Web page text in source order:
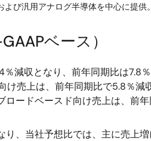
び汎用アナログ半導体を中心に提供。
ベース）
減収となり、前年同期比は
け売上は、前年同期比で5.8％
ードベースド向け売上は、前
、当社予想比では、主に売上